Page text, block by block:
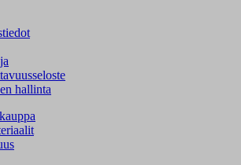
hallinta